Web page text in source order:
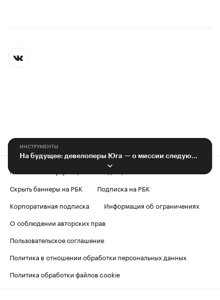
ИНСТРУМЕНТЫ
Контактная информация
Редакция
Скрыть баннеры на РБК
Подписка на РБК
Корпоративная подписка
Информация об ограничениях
О соблюдении авторских прав
Пользовательское соглашение
Политика в отношении обработки персональных данных
Политика обработки файлов cookie